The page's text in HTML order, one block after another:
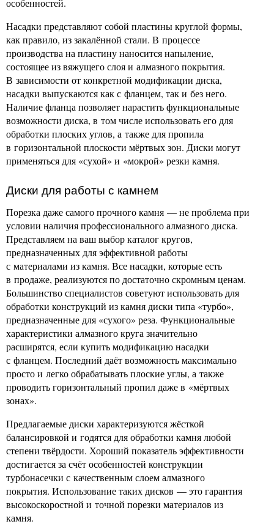
особенностей.
Насадки представляют собой пластины круглой формы,
как правило, из закалённой стали. В процессе
производства на пластину наносится напыление,
состоящее из вяжущего слоя и алмазного покрытия.
В зависимости от конкретной модификации диска,
насадки выпускаются как с фланцем, так и без него.
Наличие фланца позволяет нарастить функциональные
возможности диска, в том числе использовать его для
обработки плоских углов, а также для пропила
в горизонтальной плоскости мёртвых зон. Диски могут
применяться для «сухой» и «мокрой» резки камня.
Диски для работы с камнем
Порезка даже самого прочного камня — не проблема при
условии наличия профессионального алмазного диска.
Представляем на ваш выбор каталог кругов,
предназначенных для эффективной работы
с материалами из камня. Все насадки, которые есть
в продаже, реализуются по достаточно скромным ценам.
Большинство специалистов советуют использовать для
обработки конструкций из камня диски типа «турбо»,
предназначенные для «сухого» реза. Функциональные
характеристики алмазного круга значительно
расширятся, если купить модификацию насадки
с фланцем. Последний даёт возможность максимально
просто и легко обрабатывать плоские углы, а также
проводить горизонтальный пропил даже в «мёртвых
зонах».
Предлагаемые диски характеризуются жёсткой
балансировкой и годятся для обработки камня любой
степени твёрдости. Хороший показатель эффективности
достигается за счёт особенностей конструкции
турбонасечки с качественным слоем алмазного
покрытия. Использование таких дисков — это гарантия
высокоскоростной и точной порезки материалов из
камня.